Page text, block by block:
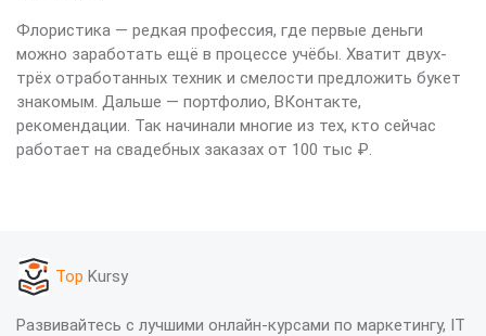
Флористика — редкая профессия, где первые деньги
можно заработать ещё в процессе учёбы. Хватит двух-
трёх отработанных техник и смелости предложить букет
знакомым. Дальше — портфолио, ВКонтакте,
рекомендации. Так начинали многие из тех, кто сейчас
работает на свадебных заказах от 100 тыс ₽.
Top Kursy
Развивайтесь с лучшими онлайн-курсами по маркетингу, IT